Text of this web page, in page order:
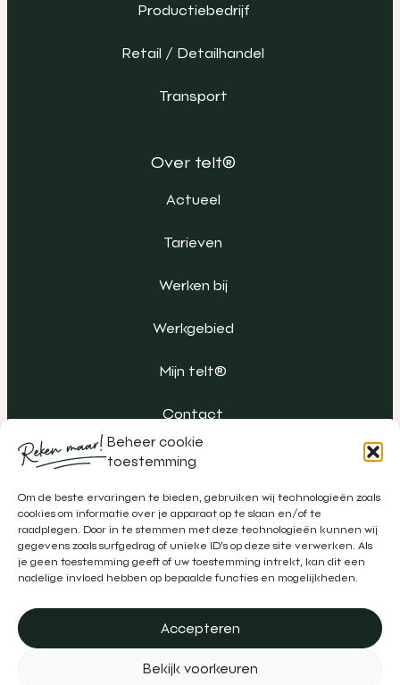
Beheer cookie
toestemming
Om de beste ervaringen te bieden, gebruiken wij technologieën zoals
cookies om informatie over je apparaat op te slaan en/of te
raadplegen. Door in te stemmen met deze technologieën kunnen wij
gegevens zoals surfgedrag of unieke ID's op deze site verwerken. Als
je geen toestemming geeft of uw toestemming intrekt, kan dit een
nadelige invloed hebben op bepaalde functies en mogelijkheden.
Accepteren
Bekijk voorkeuren
Productiebedrijf
Retail / Detailhandel
Transport
Over telt®
Actueel
Tarieven
Werken bij
Werkgebied
Mijn telt®
Contact
Algemene voorwaarden
Klachtenregeling
Privacy
Disclaimer